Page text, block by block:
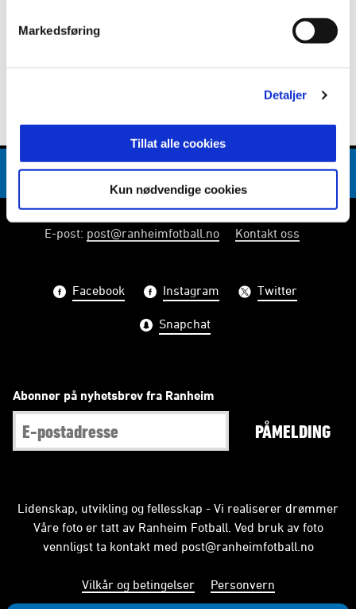
Markedsføring
Detaljer
Tillat alle cookies
Kun nødvendige cookies
E-post: post@ranheimfotball.no Kontakt oss
Facebook Instagram Twitter
Snapchat
Abonner på nyhetsbrev fra Ranheim
PÅMELDING
Lidenskap, utvikling og fellesskap - Vi realiserer drømmer
Våre foto er tatt av Ranheim Fotball. Ved bruk av foto
vennligst ta kontakt med post@ranheimfotball.no
Vilkår og betingelser Personvern